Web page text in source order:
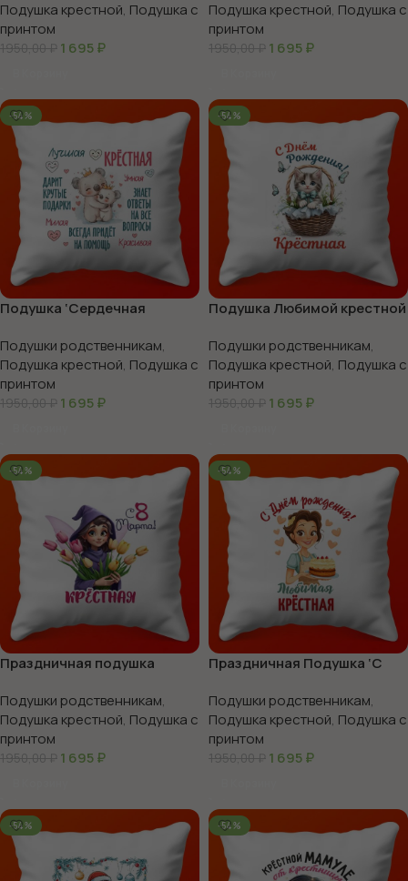
Подушка крестной, Подушка с
принтом
1950,00₽ 1 695₽
Подушка крестной, Подушка с
принтом
1950,00₽ 1 695₽
-54%
Подушка ‘Сердечная
Подушки родственникам,
Подушка крестной, Подушка с
принтом
1950,00₽ 1 695₽
-54%
Подушка Любимой крестной
Подушки родственникам,
Подушка крестной, Подушка с
принтом
1950,00₽ 1 695₽
-54%
Праздничная подушка
Подушки родственникам,
Подушка крестной, Подушка с
принтом
1950,00₽ 1 695₽
-54%
Праздничная Подушка ‘С
35х35
Подушки родственникам,
Подушка крестной, Подушка с
принтом
1950,00₽ 1 695₽
-54% -54%